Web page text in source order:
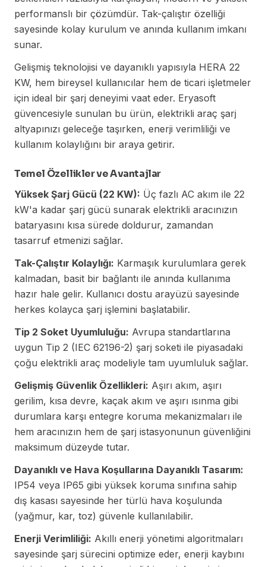
performanslı bir çözümdür. Tak-çalıştır özelliği
sayesinde kolay kurulum ve anında kullanım imkanı
sunar.
Gelişmiş teknolojisi ve dayanıklı yapısıyla HERA 22
KW, hem bireysel kullanıcılar hem de ticari işletmeler
için ideal bir şarj deneyimi vaat eder. Eryasoft
güvencesiyle sunulan bu ürün, elektrikli araç şarj
altyapınızı geleceğe taşırken, enerji verimliliği ve
kullanım kolaylığını bir araya getirir.
Temel Özellikler ve Avantajlar
Yüksek Şarj Gücü (22 KW): Üç fazlı AC akım ile 22
kW'a kadar şarj gücü sunarak elektrikli aracınızın
bataryasını kısa sürede doldurur, zamandan
tasarruf etmenizi sağlar.
Tak-Çalıştır Kolaylığı: Karmaşık kurulumlara gerek
kalmadan, basit bir bağlantı ile anında kullanıma
hazır hale gelir. Kullanıcı dostu arayüzü sayesinde
herkes kolayca şarj işlemini başlatabilir.
Tip 2 Soket Uyumluluğu: Avrupa standartlarına
uygun Tip 2 (IEC 62196-2) şarj soketi ile piyasadaki
çoğu elektrikli araç modeliyle tam uyumluluk sağlar.
Gelişmiş Güvenlik Özellikleri: Aşırı akım, aşırı
gerilim, kısa devre, kaçak akım ve aşırı ısınma gibi
durumlara karşı entegre koruma mekanizmaları ile
hem aracınızın hem de şarj istasyonunun güvenliğini
maksimum düzeyde tutar.
Dayanıklı ve Hava Koşullarına Dayanıklı Tasarım:
IP54 veya IP65 gibi yüksek koruma sınıfına sahip
dış kasası sayesinde her türlü hava koşulunda
(yağmur, kar, toz) güvenle kullanılabilir.
Enerji Verimliliği: Akıllı enerji yönetimi algoritmaları
sayesinde şarj sürecini optimize eder, enerji kaybını